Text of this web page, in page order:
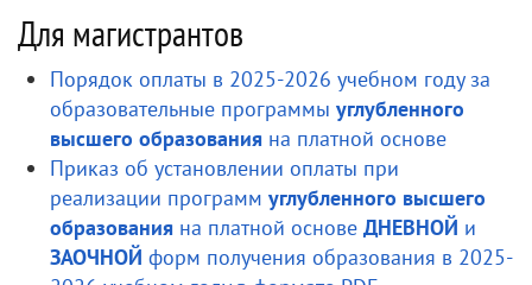
Для магистрантов
Порядок оплаты в 2025-2026 учебном году за
образовательные программы углубленного
высшего образования на платной основе
Приказ об установлении оплаты при
реализации программ углубленного высшего
образования на платной основе ДНЕВНОЙ и
ЗАОЧНОЙ форм получения образования в 2025-